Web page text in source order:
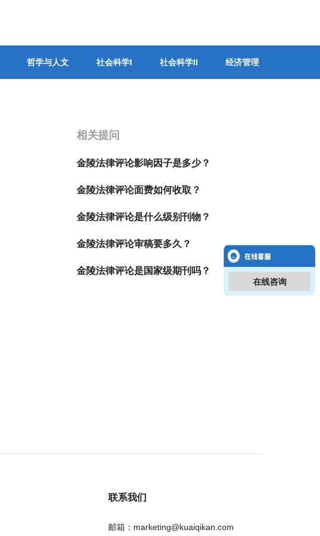
哲学与人文 社会科学I 社会科学II 经济管理
相关提问
金陵法律评论影响因子是多少？
金陵法律评论面费如何收取？
金陵法律评论是什么级别刊物？
金陵法律评论审稿要多久？
金陵法律评论是国家级期刊吗？
联系我们
邮箱：marketing@kuaiqikan.com
在线咨询